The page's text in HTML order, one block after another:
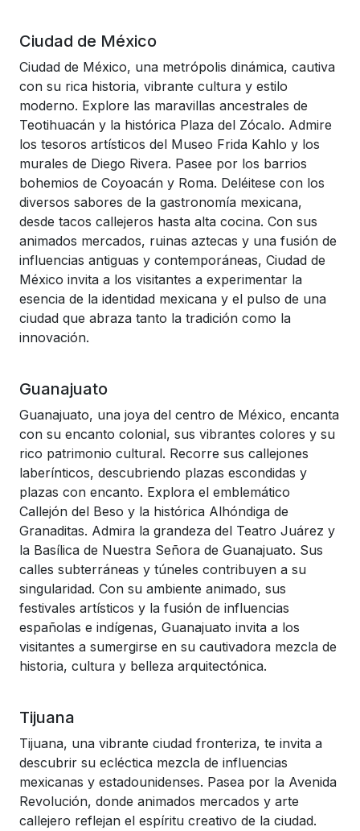
Ciudad de México
Ciudad de México, una metrópolis dinámica, cautiva
con su rica historia, vibrante cultura y estilo
moderno. Explore las maravillas ancestrales de
Teotihuacán y la histórica Plaza del Zócalo. Admire
los tesoros artísticos del Museo Frida Kahlo y los
murales de Diego Rivera. Pasee por los barrios
bohemios de Coyoacán y Roma. Deléitese con los
diversos sabores de la gastronomía mexicana,
desde tacos callejeros hasta alta cocina. Con sus
animados mercados, ruinas aztecas y una fusión de
influencias antiguas y contemporáneas, Ciudad de
México invita a los visitantes a experimentar la
esencia de la identidad mexicana y el pulso de una
ciudad que abraza tanto la tradición como la
innovación.
Guanajuato
Guanajuato, una joya del centro de México, encanta
con su encanto colonial, sus vibrantes colores y su
rico patrimonio cultural. Recorre sus callejones
laberínticos, descubriendo plazas escondidas y
plazas con encanto. Explora el emblemático
Callejón del Beso y la histórica Alhóndiga de
Granaditas. Admira la grandeza del Teatro Juárez y
la Basílica de Nuestra Señora de Guanajuato. Sus
calles subterráneas y túneles contribuyen a su
singularidad. Con su ambiente animado, sus
festivales artísticos y la fusión de influencias
españolas e indígenas, Guanajuato invita a los
visitantes a sumergirse en su cautivadora mezcla de
historia, cultura y belleza arquitectónica.
Tijuana
Tijuana, una vibrante ciudad fronteriza, te invita a
descubrir su ecléctica mezcla de influencias
mexicanas y estadounidenses. Pasea por la Avenida
Revolución, donde animados mercados y arte
callejero reflejan el espíritu creativo de la ciudad.